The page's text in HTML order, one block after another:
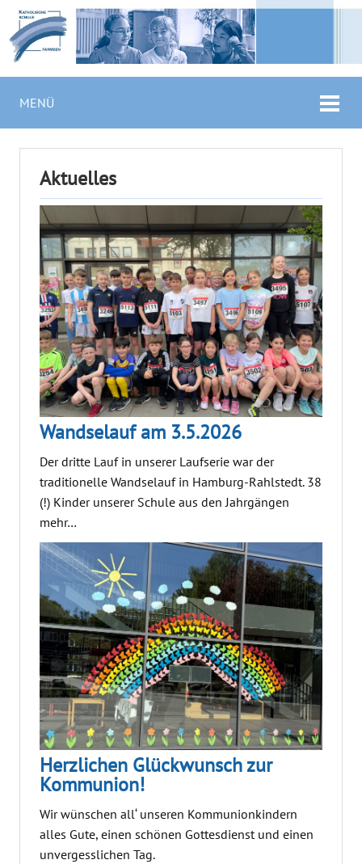
MENÜ
Aktuelles
Wandselauf am 3.5.2026
Der dritte Lauf in unserer Laufserie war der
traditionelle Wandselauf in Hamburg-Rahlstedt. 38
(!) Kinder unserer Schule aus den Jahrgängen
mehr…
Herzlichen Glückwunsch zur
Kommunion!
Wir wünschen all‘ unseren Kommunionkindern
alles Gute, einen schönen Gottesdienst und einen
unvergesslichen Tag.